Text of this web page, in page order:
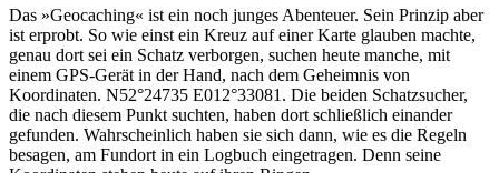
Das »Geocaching« ist ein noch junges Abenteuer. Sein Prinzip aber
ist erprobt. So wie einst ein Kreuz auf einer Karte glauben machte,
genau dort sei ein Schatz verborgen, suchen heute manche, mit
einem GPS-Gerät in der Hand, nach dem Geheimnis von
Koordinaten. N52°24735 E012°33081. Die beiden Schatzsucher,
die nach diesem Punkt suchten, haben dort schließlich einander
gefunden. Wahrscheinlich haben sie sich dann, wie es die Regeln
besagen, am Fundort in ein Logbuch eingetragen. Denn seine